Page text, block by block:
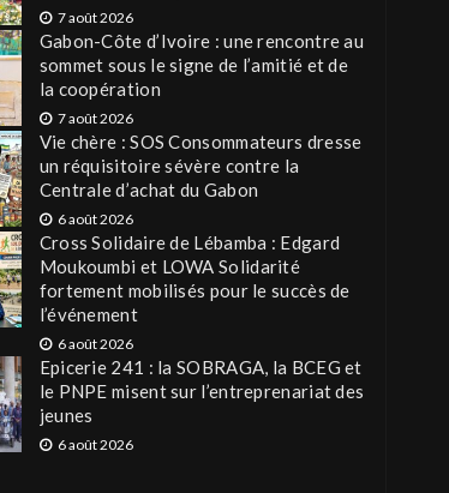
7 août 2026
Gabon-Côte d’Ivoire : une rencontre au
sommet sous le signe de l’amitié et de
la coopération
7 août 2026
Vie chère : SOS Consommateurs dresse
un réquisitoire sévère contre la
Centrale d’achat du Gabon
6 août 2026
Cross Solidaire de Lébamba : Edgard
Moukoumbi et LOWA Solidarité
fortement mobilisés pour le succès de
l’événement
6 août 2026
Epicerie 241 : la SOBRAGA, la BCEG et
le PNPE misent sur l’entreprenariat des
jeunes
6 août 2026